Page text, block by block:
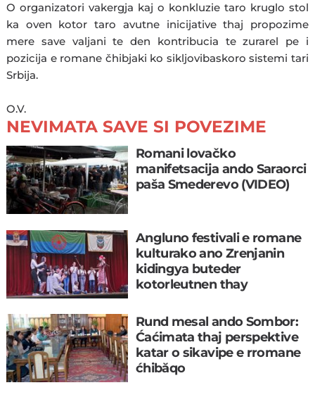
O organizatori vakergja kaj o konkluzie taro kruglo stol
ka oven kotor taro avutne inicijative thaj propozime
mere save valjani te den kontribucia te zurarel pe i
pozicija e romane čhibjaki ko sikljovibaskoro sistemi tari
Srbija.
O.V.
NEVIMATA SAVE SI POVEZIME
Romani lovačko
manifetsacija ando Saraorci
paša Smederevo (VIDEO)
Angluno festivali e romane
kulturako ano Zrenjanin
kidingya buteder
kotorleutnen thay
Rund mesal ando Sombor:
Ćaćimata thaj perspektive
katar o sikavipe e rromane
ćhibăqo